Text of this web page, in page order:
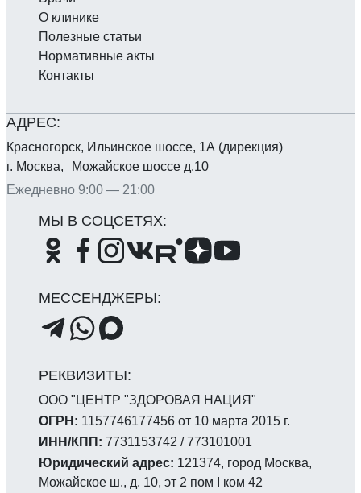
ООО "ЦЕНТР "ЗДОРОВАЯ НАЦИЯ"
ОГРН: 1157746177456 от 10 марта 2015 г.
ИНН/КПП: 7731153742 / 773101001
Юридический адрес: 121374, город Москва,
Можайское ш., д. 10, эт 2 пом I ком 42
Красногорск, Ильинское шоссе, 1А (дирекция)
г. Москва, Можайское шоссе д.10
Ежедневно 9:00 — 21:00
О клинике
Полезные статьи
Нормативные акты
Контакты